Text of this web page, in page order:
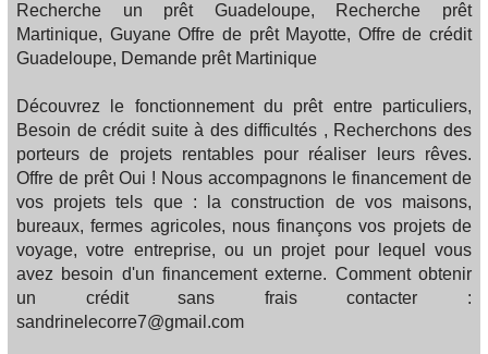
Recherche un prêt Guadeloupe, Recherche prêt
Martinique, Guyane Offre de prêt Mayotte, Offre de crédit
Guadeloupe, Demande prêt Martinique
Découvrez le fonctionnement du prêt entre particuliers,
Besoin de crédit suite à des difficultés , Recherchons des
porteurs de projets rentables pour réaliser leurs rêves.
Offre de prêt Oui ! Nous accompagnons le financement de
vos projets tels que : la construction de vos maisons,
bureaux, fermes agricoles, nous finançons vos projets de
voyage, votre entreprise, ou un projet pour lequel vous
avez besoin d'un financement externe. Comment obtenir
un crédit sans frais contacter :
sandrinelecorre7@gmail.com